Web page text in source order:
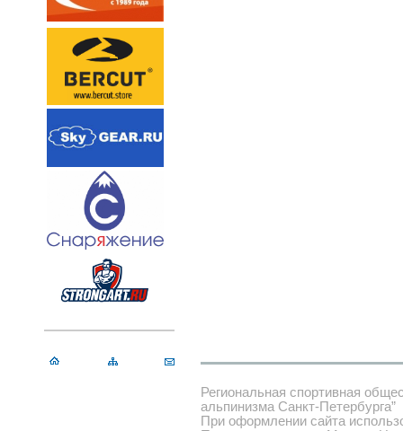
Региональная спортивная
альпинизма Санкт-Петербурга”
При оформлении сайта